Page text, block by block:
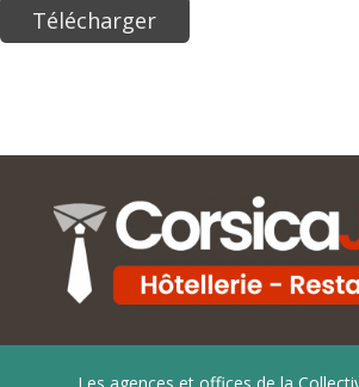
Télécharger
Les agences et offices de la